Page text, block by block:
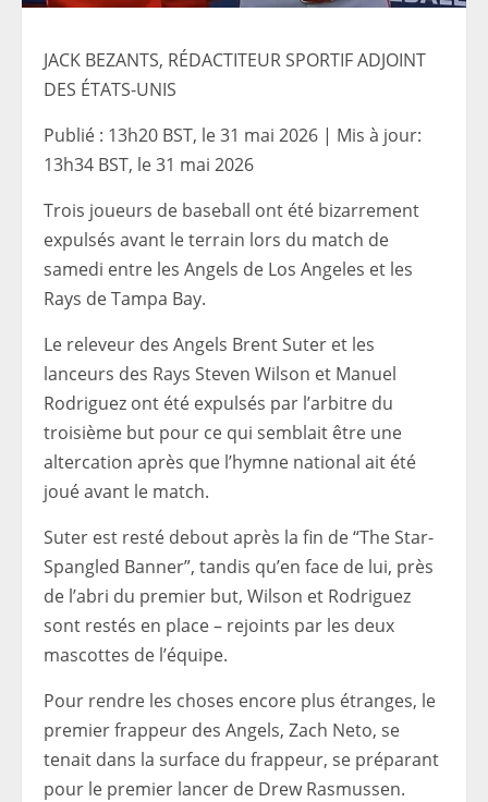
JACK BEZANTS, RÉDACTITEUR SPORTIF ADJOINT
DES ÉTATS-UNIS
Publié : 13h20 BST, le 31 mai 2026 | Mis à jour:
13h34 BST, le 31 mai 2026
Trois joueurs de baseball ont été bizarrement
expulsés avant le terrain lors du match de
samedi entre les Angels de Los Angeles et les
Rays de Tampa Bay.
Le releveur des Angels Brent Suter et les
lanceurs des Rays Steven Wilson et Manuel
Rodriguez ont été expulsés par l’arbitre du
troisième but pour ce qui semblait être une
altercation après que l’hymne national ait été
joué avant le match.
Suter est resté debout après la fin de “The Star-
Spangled Banner”, tandis qu’en face de lui, près
de l’abri du premier but, Wilson et Rodriguez
sont restés en place – rejoints par les deux
mascottes de l’équipe.
Pour rendre les choses encore plus étranges, le
premier frappeur des Angels, Zach Neto, se
tenait dans la surface du frappeur, se préparant
pour le premier lancer de Drew Rasmussen.